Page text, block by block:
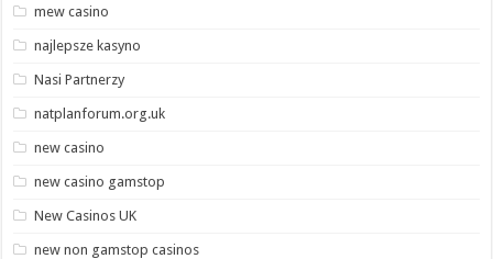
mew casino
najlepsze kasyno
Nasi Partnerzy
natplanforum.org.uk
new casino
new casino gamstop
New Casinos UK
new non gamstop casinos